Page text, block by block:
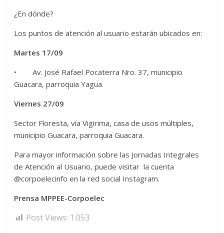
¿En dónde?
Los puntos de atención al usuario estarán ubicados en:
Martes 17/09
• Av. José Rafael Pocaterra Nro. 37, municipio
Guacara, parroquia Yagua.
Viernes 27/09
Sector Floresta, vía Vigirima, casa de usos múltiples,
municipio Guacara, parroquia Guacara.
Para mayor información sobre las Jornadas Integrales
de Atención al Usuario, puede visitar la cuenta
@corpoelecinfo en la red social Instagram.
Prensa MPPEE-Corpoelec
Post Views: 1.053